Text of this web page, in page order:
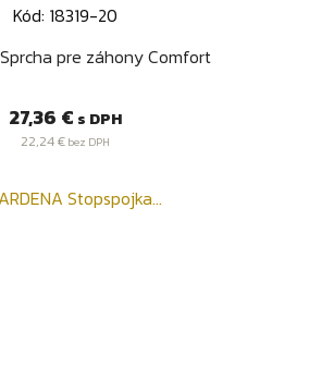
Kód: 18319-20
Sprcha pre záhony Comfort
Cena
27,36 € s DPH
22,24 € bez DPH